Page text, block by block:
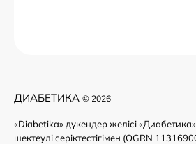
ДИАБЕТИКА © 2026
«Diabetika» дүкендер желісі
шектеулі серіктестігімен (OGRN